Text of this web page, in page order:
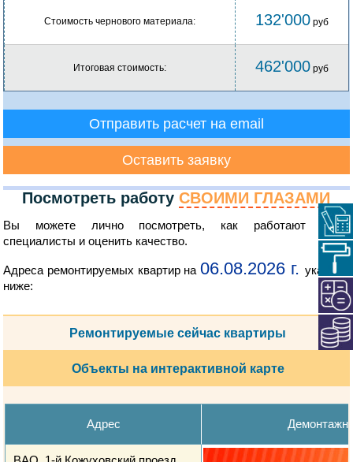
Стоимость чернового материала: 132'000 руб
Итоговая стоимость: 462'000 руб
Отправить расчет на email
Оставить заявку
Посмотреть работуСВОИМИ ГЛАЗАМИ
Вы можете лично посмотреть, как работают наши
специалисты и оценить качество.
Адреса ремонтируемых квартир на06.08.2026 г. указаны
ниже:
Ремонтируемые сейчас квартиры
Объекты на интерактивной карте
Адрес